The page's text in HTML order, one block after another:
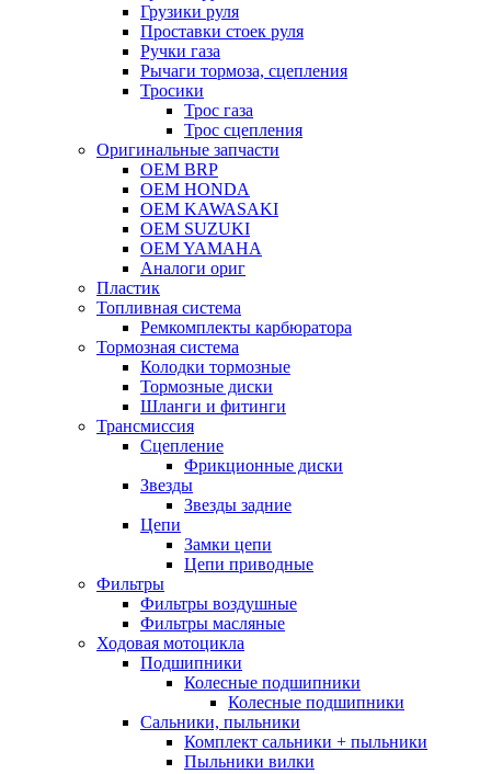
Грузики руля
Проставки стоек руля
Ручки газа
Рычаги тормоза, сцепления
Тросики
Трос газа
Трос сцепления
Оригинальные запчасти
OEM BRP
OEM HONDA
OEM KAWASAKI
OEM SUZUKI
OEM YAMAHA
Аналоги ориг
Пластик
Топливная система
Ремкомплекты карбюратора
Тормозная система
Колодки тормозные
Тормозные диски
Шланги и фитинги
Трансмиссия
Cцепление
Фрикционные диски
Звезды
Звезды задние
Цепи
Замки цепи
Цепи приводные
Фильтры
Фильтры воздушные
Фильтры масляные
Ходовая мотоцикла
Подшипники
Колесные подшипники
Колесные подшипники
Сальники, пыльники
Комплект сальники + пыльники
Пыльники вилки